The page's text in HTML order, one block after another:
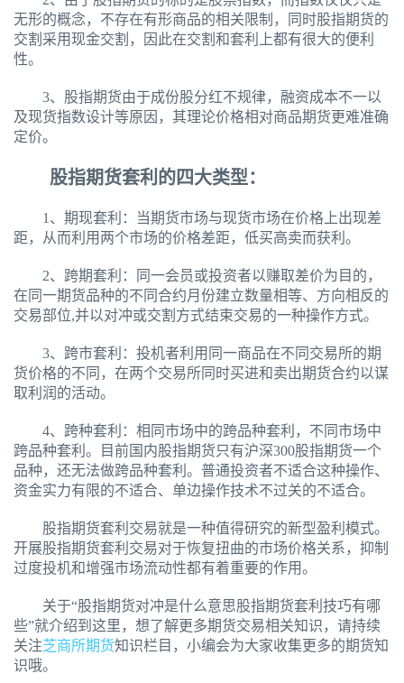
无形的概念，不存在有形商品的相关限制，同时股指期货的
交割采用现金交割，因此在交割和套利上都有很大的便利
性。
3、股指期货由于成份股分红不规律，融资成本不一以
及现货指数设计等原因，其理论价格相对商品期货更难准确
定价。
股指期货套利的四大类型：
1、期现套利：当期货市场与现货市场在价格上出现差
距，从而利用两个市场的价格差距，低买高卖而获利。
2、跨期套利：同一会员或投资者以赚取差价为目的，
在同一期货品种的不同合约月份建立数量相等、方向相反的
交易部位,并以对冲或交割方式结束交易的一种操作方式。
3、跨市套利：投机者利用同一商品在不同交易所的期
货价格的不同，在两个交易所同时买进和卖出期货合约以谋
取利润的活动。
4、跨种套利：相同市场中的跨品种套利，不同市场中
跨品种套利。目前国内股指期货只有沪深300股指期货一个
品种，还无法做跨品种套利。普通投资者不适合这种操作、
资金实力有限的不适合、单边操作技术不过关的不适合。
股指期货套利交易就是一种值得研究的新型盈利模式。
开展股指期货套利交易对于恢复扭曲的市场价格关系，抑制
过度投机和增强市场流动性都有着重要的作用。
关于“股指期货对冲是什么意思股指期货套利技巧有哪
些”就介绍到这里，想了解更多期货交易相关知识，请持续
关注芝商所期货知识栏目，小编会为大家收集更多的期货知
识哦。